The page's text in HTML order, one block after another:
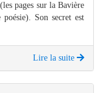
pages sur la Bavière
Son secret est
Lire la suite